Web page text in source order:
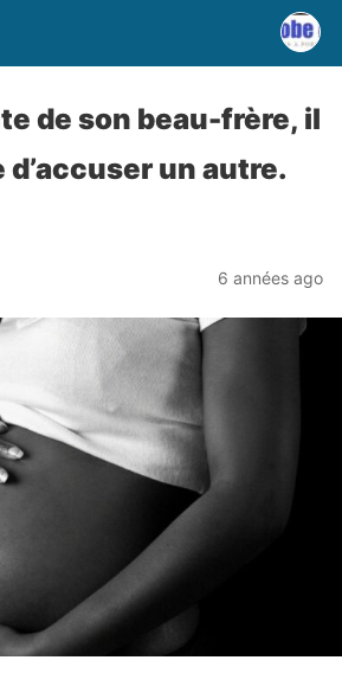
de son beau-frère, il
d’accuser un autre.
6 années ago